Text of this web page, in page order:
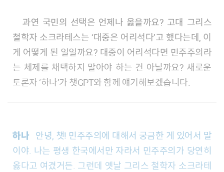
과연 국민의 선택은 언제나 옳을까요? 고대 그리스
철학자 소크라테스는 ‘대중은 어리석다’고 했다는데, 이
게 어떻게 된 일일까요? 대중이 어리석다면 민주주의라
는 체제를 채택하지 말아야 하는 건 아닐까요? 새로운
토론자 ‘하나’가 챗GPT와 함께 얘기해보겠습니다.
하나 안녕, 챗! 민주주의에 대해서 궁금한 게 있어서 말
이야. 나는 평생 한국에서만 자라서 민주주의가 당연히
옳다고 여겼거든. 그런데 옛날 그리스 철학자 소크라테